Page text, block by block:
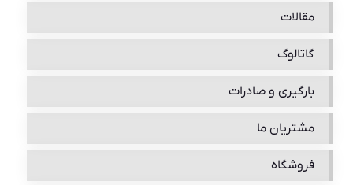
مقالات
گاتالوگ
بارگیری و صادرات
مشتریان ما
فروشگاه